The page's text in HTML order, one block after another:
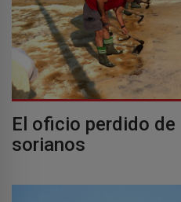
El oficio perdido
sorianos